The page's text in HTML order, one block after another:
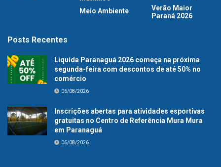
Meio Ambiente
Verão Maior
Paraná 2026
Posts Recentes
Liquida Paranaguá 2026 começa na próxima
segunda-feira com descontos de até 50% no
comércio
06/08/2026
Inscrições abertas para atividades esportivas
gratuitas no Centro de Referência Mura Mura
em Paranaguá
06/08/2026